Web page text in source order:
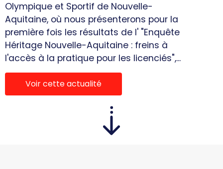
Olympique et Sportif de Nouvelle-
Aquitaine, où nous présenterons pour la
première fois les résultats de l' "Enquête
Héritage Nouvelle-Aquitaine : freins à
l'accès à la pratique pour les licenciés",...
Voir cette actualité